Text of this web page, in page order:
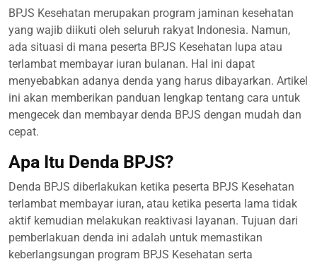
BPJS Kesehatan merupakan program jaminan kesehatan
yang wajib diikuti oleh seluruh rakyat Indonesia. Namun,
ada situasi di mana peserta BPJS Kesehatan lupa atau
terlambat membayar iuran bulanan. Hal ini dapat
menyebabkan adanya denda yang harus dibayarkan. Artikel
ini akan memberikan panduan lengkap tentang cara untuk
mengecek dan membayar denda BPJS dengan mudah dan
cepat.
Apa Itu Denda BPJS?
Denda BPJS diberlakukan ketika peserta BPJS Kesehatan
terlambat membayar iuran, atau ketika peserta lama tidak
aktif kemudian melakukan reaktivasi layanan. Tujuan dari
pemberlakuan denda ini adalah untuk memastikan
keberlangsungan program BPJS Kesehatan serta